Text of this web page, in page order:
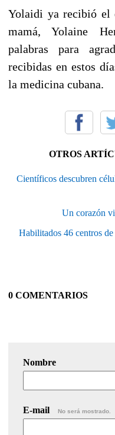
Yolaidi ya recibió el
mamá, Yolaine
palabras para
recibidas en estos
la medicina cubana.
OTROS
Científicos descubren
Un corazón
Habilitados 46 centros
0 COMENTARIOS
Nombre
E-mail No será mostrado.